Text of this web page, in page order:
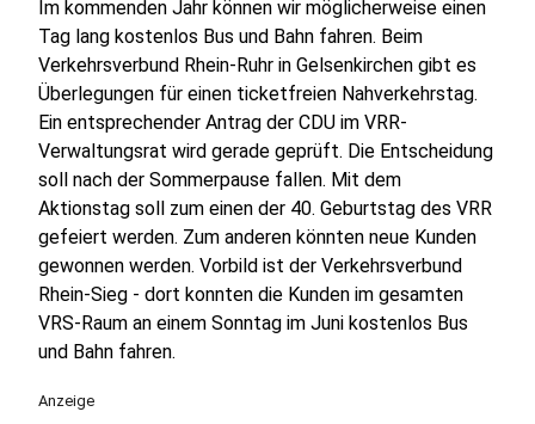
Im kommenden Jahr können wir möglicherweise einen
Tag lang kostenlos Bus und Bahn fahren. Beim
Verkehrsverbund Rhein-Ruhr in Gelsenkirchen gibt es
Überlegungen für einen ticketfreien Nahverkehrstag.
Ein entsprechender Antrag der CDU im VRR-
Verwaltungsrat wird gerade geprüft. Die Entscheidung
soll nach der Sommerpause fallen. Mit dem
Aktionstag soll zum einen der 40. Geburtstag des VRR
gefeiert werden. Zum anderen könnten neue Kunden
gewonnen werden. Vorbild ist der Verkehrsverbund
Rhein-Sieg - dort konnten die Kunden im gesamten
VRS-Raum an einem Sonntag im Juni kostenlos Bus
und Bahn fahren.
Anzeige